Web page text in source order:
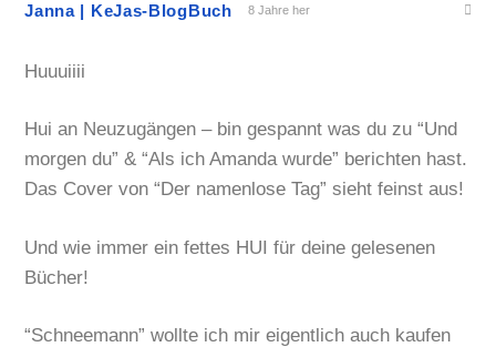
Janna | KeJas-BlogBuch 8 Jahre her
Huuuiiii
Hui an Neuzugängen – bin gespannt was du zu “Und
morgen du” & “Als ich Amanda wurde” berichten hast.
Das Cover von “Der namenlose Tag” sieht feinst aus!
Und wie immer ein fettes HUI für deine gelesenen
Bücher!
“Schneemann” wollte ich mir eigentlich auch kaufen